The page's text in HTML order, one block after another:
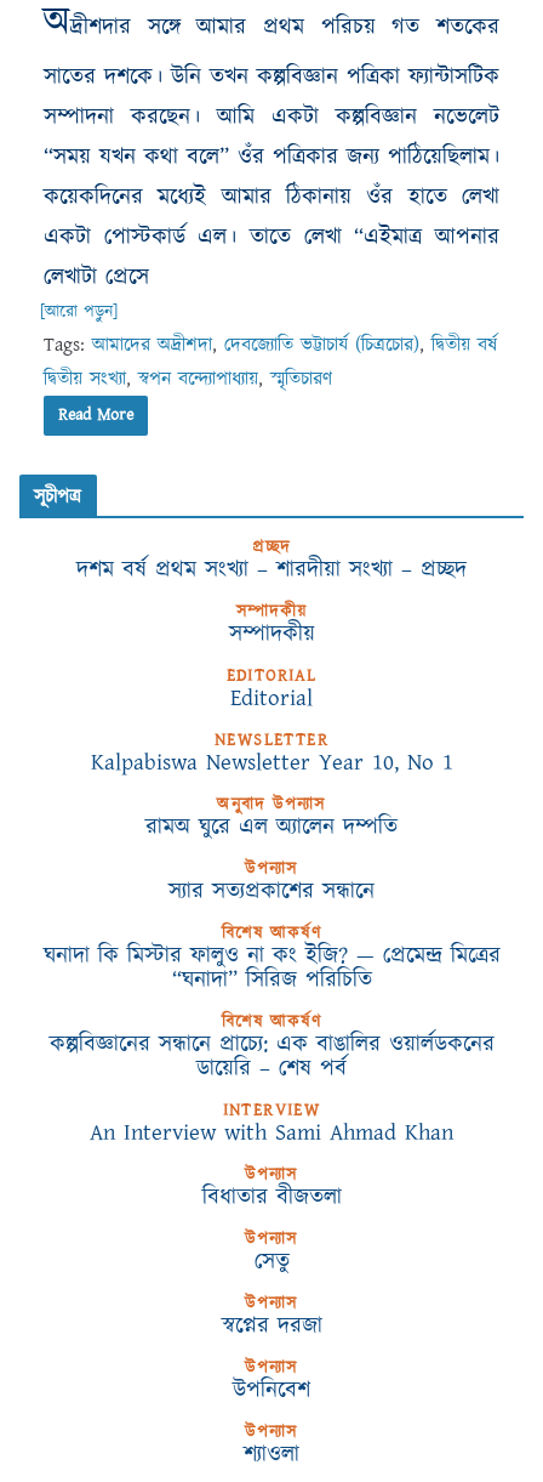
অদ্রীশদার সঙ্গে আমার প্রথম পরিচয় গত শতকের
সাতের দশকে। উনি তখন কল্পবিজ্ঞান পত্রিকা ফ্যান্টাসটিক
সম্পাদনা করছেন। আমি একটা কল্পবিজ্ঞান নভেলেট
“সময় যখন কথা বলে” ওঁর পত্রিকার জন্য পাঠিয়েছিলাম।
কয়েকদিনের মধ্যেই আমার ঠিকানায় ওঁর হাতে লেখা
একটা পোস্টকার্ড এল। তাতে লেখা “এইমাত্র আপনার
লেখাটা প্রেসে
[আরো পড়ুন]
Tags:আমাদের অদ্রীশদা, দেবজ্যোতি ভট্টাচার্য (চিত্রচোর),দ্বিতীয় বর্ষ
দ্বিতীয় সংখ্যা,স্বপন বন্দ্যোপাধ্যায়,স্মৃতিচারণ
Read More
সূচীপত্র
প্রচ্ছদ
দশম বর্ষ প্রথম সংখ্যা – শারদীয়া সংখ্যা – প্রচ্ছদ
সম্পাদকীয়
সম্পাদকীয়
EDITORIAL
Editorial
NEWSLETTER
Kalpabiswa Newsletter Year 10, No 1
অনুবাদ উপন্যাস
রামঅ ঘুরে এল অ্যালেন দম্পতি
উপন্যাস
স্যার সত্যপ্রকাশের সন্ধানে
বিশেষ আকর্ষণ
ঘনাদা কি মিস্টার ফালুও না কং ইজি? — প্রেমেন্দ্র মিত্রের
“ঘনাদা” সিরিজ পরিচিতি
বিশেষ আকর্ষণ
কল্পবিজ্ঞানের সন্ধানে প্রাচ্যে: এক বাঙালির ওয়ার্লডকনের
ডায়েরি – শেষ পর্ব
INTERVIEW
An Interview with Sami Ahmad Khan
উপন্যাস
বিধাতার বীজতলা
উপন্যাস
সেতু
উপন্যাস
স্বপ্নের দরজা
উপন্যাস
উপনিবেশ
উপন্যাস
শ্যাওলা